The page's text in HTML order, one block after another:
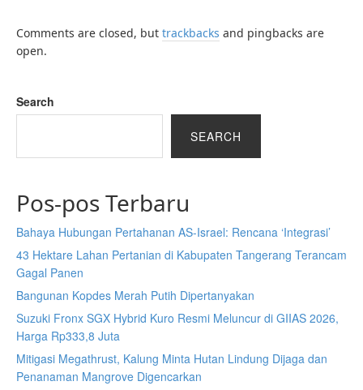
Comments are closed, but trackbacks and pingbacks are
open.
Search
SEARCH
Pos-pos Terbaru
Bahaya Hubungan Pertahanan AS-Israel: Rencana ‘Integrasi’
43 Hektare Lahan Pertanian di Kabupaten Tangerang Terancam
Gagal Panen
Bangunan Kopdes Merah Putih Dipertanyakan
Suzuki Fronx SGX Hybrid Kuro Resmi Meluncur di GIIAS 2026,
Harga Rp333,8 Juta
Mitigasi Megathrust, Kalung Minta Hutan Lindung Dijaga dan
Penanaman Mangrove Digencarkan